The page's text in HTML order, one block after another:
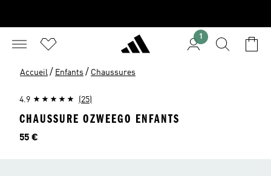
1
Accueil / Enfants / Chaussures
4.9 (25)
CHAUSSURE OZWEEGO ENFANTS
Prix
55 €